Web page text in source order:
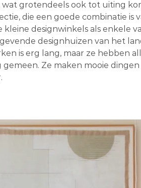
wat grotendeels ook tot uiting
die een goede combinatie is
kleine designwinkels als enkele
designhuizen van het
is erg lang, maar ze hebben
gemeen. Ze maken mooie dingen